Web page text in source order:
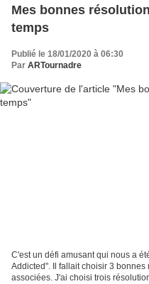
Mes bonnes
temps
Publié le 18/01/2020 à 06:30
Par ARTournadre
C'est un défi amusant qui nous a
Addicted". Il fallait choisir 3
associées. J'ai choisi trois